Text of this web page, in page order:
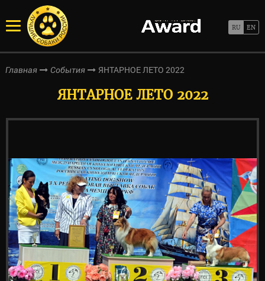
Главная События ЯНТАРНОЕ ЛЕТО 2022
ЯНТАРНОЕ ЛЕТО 2022